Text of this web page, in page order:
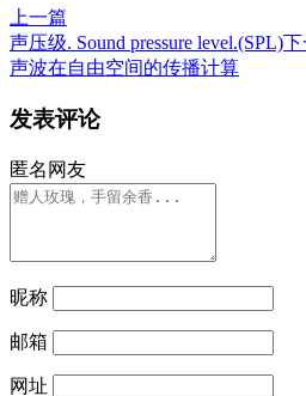
上一篇
声压级. Sound pressure level.(SPL)下
声波在自由空间的传播计算
发表评论
匿名网友
昵称
邮箱
网址